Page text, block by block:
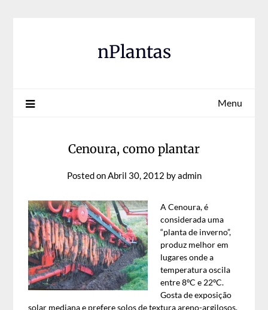
nPlantas
Menu
Cenoura, como plantar
Posted onAbril 30, 2012 byadmin
A Cenoura, é
considerada uma
“planta de inverno”,
produz melhor em
lugares onde a
temperatura oscila
entre 8ºC e 22ºC.
Gosta de exposição
solar mediana e prefere solos de textura areno-argilosos,